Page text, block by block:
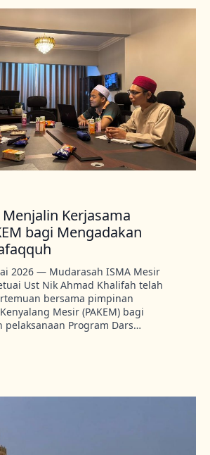
Kerjasama
bagi Mengadakan
2026 — Mudarasah ISMA Mesir
Ust Nik Ahmad Khalifah telah
bersama pimpinan
Mesir (PAKEM) bagi
pelaksanaan Program Dars…